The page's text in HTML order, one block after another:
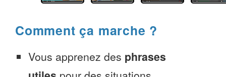
Comment ça marche ?
Vous apprenez des phrases